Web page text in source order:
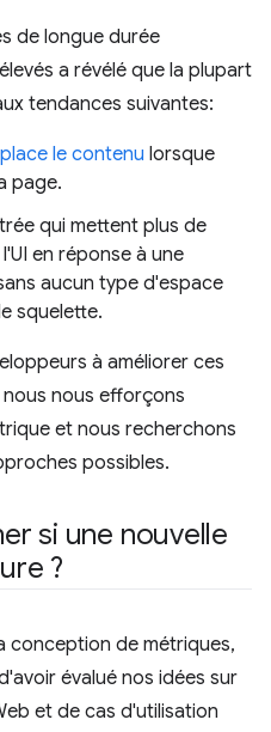
de longue durée
a révélé que la plupart
tendances suivantes:
le contenu lorsque
page.
qui mettent plus de
en réponse à une
aucun type d'espace
squelette.
à améliorer ces
nous efforçons
et nous recherchons
possibles.
si une nouvelle
?
conception de métriques,
évalué nos idées sur
et de cas d'utilisation